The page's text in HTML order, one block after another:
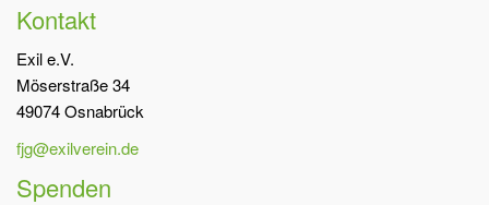
Kontakt
Exil e.V.
Möserstraße 34
49074 Osnabrück
fjg@exilverein.de
Spenden